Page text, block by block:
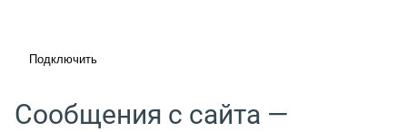
Подключить
Сообщения с сайта —